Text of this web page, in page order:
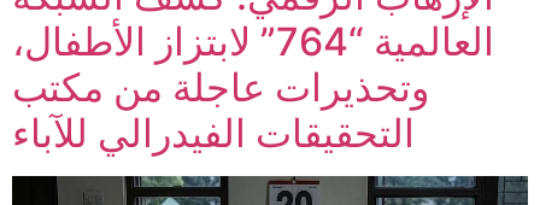
العالمية “764” لابتزاز الأطفال،
وتحذيرات عاجلة من مكتب
التحقيقات الفيدرالي للآباء